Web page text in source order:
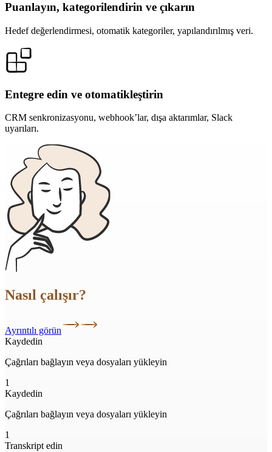
Puanlayın, kategorilendirin ve çıkarın
Hedef değerlendirmesi, otomatik kategoriler, yapılandırılmış veri.
Entegre edin ve otomatikleştirin
CRM senkronizasyonu, webhook’lar, dışa aktarımlar, Slack
uyarıları.
Nasıl çalışır?
Ayrıntılı görün
Kaydedin
Çağrıları bağlayın veya dosyaları yükleyin
1
Kaydedin
Çağrıları bağlayın veya dosyaları yükleyin
1
Transkript edin